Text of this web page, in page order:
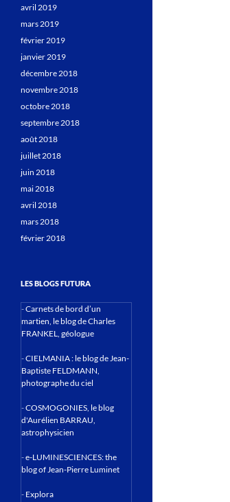
avril 2019
mars 2019
février 2019
janvier 2019
décembre 2018
novembre 2018
octobre 2018
septembre 2018
août 2018
juillet 2018
juin 2018
mai 2018
avril 2018
mars 2018
février 2018
LES BLOGS FUTURA
-Carnets de bord d’un
martien, le blog de Charles
FRANKEL, géologue
-CIELMANIA : le blog de Jean-
Baptiste FELDMANN,
photographe du ciel
-COSMOGONIES, le blog
d'Aurélien BARRAU,
astrophysicien
-e-LUMINESCIENCES: the
blog of Jean-Pierre Luminet
- Explora